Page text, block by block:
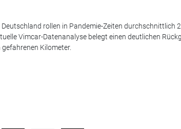
rollen in Pandemie-Zeiten durchschnittlich
Vimcar-Datenanalyse belegt einen deutlichen
Kilometer.